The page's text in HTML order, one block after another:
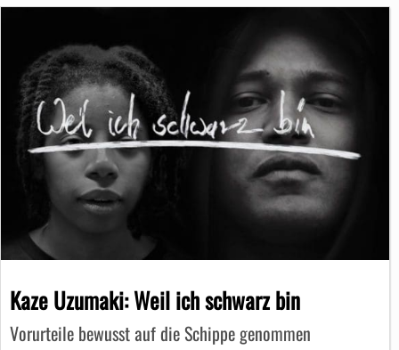
Kaze Uzumaki: Weil ich schwarz bin
Vorurteile bewusst auf die Schippe genommen